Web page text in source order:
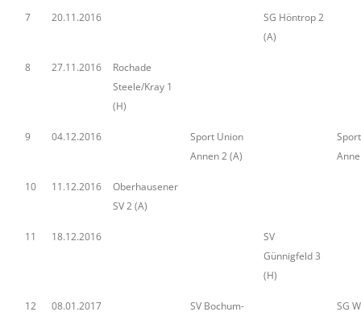
7 20.11.2016
SG Höntrop 2
(A)
8 27.11.2016
Rochade
Steele/Kray 1
(H)
9 04.12.2016
Sport Union
Annen 2 (A)
10 11.12.2016
Oberhausener
SV 2 (A)
11 18.12.2016
SV
Günnigfeld 3
(H)
12 08.01.2017 SV Bochum- SG